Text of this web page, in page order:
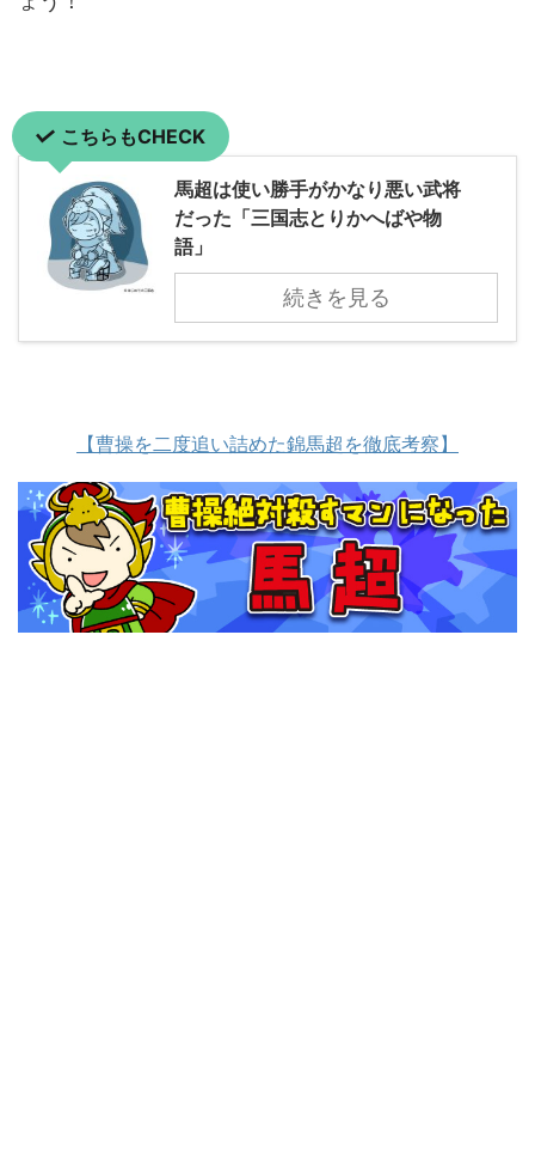
こちらもCHECK
馬超は使い勝手がかなり悪い武将
だった「三国志とりかへばや物
語」
続きを見る
【曹操を二度追い詰めた錦馬超を徹底考察】